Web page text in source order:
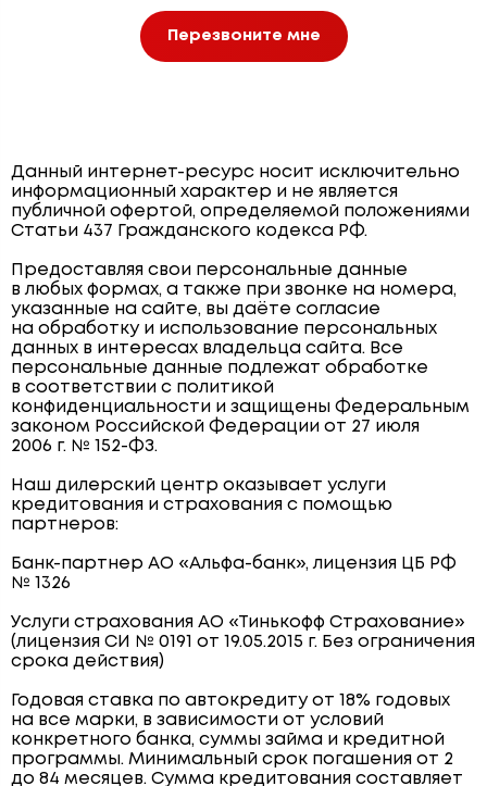
Перезвоните мне
Данный интернет-ресурс носит исключительно
информационный характер и не является
публичной офертой, определяемой положениями
Статьи 437 Гражданского кодекса РФ.
Предоставляя свои персональные данные
в любых формах, а также при звонке на номера,
указанные на сайте, вы даёте согласие
на обработку и использование персональных
данных в интересах владельца сайта. Все
персональные данные подлежат обработке
в соответствии с политикой
конфиденциальности и защищены Федеральным
законом Российской Федерации от 27 июля
2006 г. № 152-ФЗ.
Наш дилерский центр оказывает услуги
кредитования и страхования с помощью
партнеров:
Банк-партнер АО «Альфа-банк», лицензия ЦБ РФ
№ 1326
Услуги страхования АО «Тинькофф Страхование»
(лицензия СИ № 0191 от 19.05.2015 г. Без ограничения
срока действия)
Годовая ставка по автокредиту от 18% годовых
на все марки, в зависимости от условий
конкретного банка, суммы займа и кредитной
программы. Минимальный срок погашения от 2
до 84 месяцев. Сумма кредитования составляет